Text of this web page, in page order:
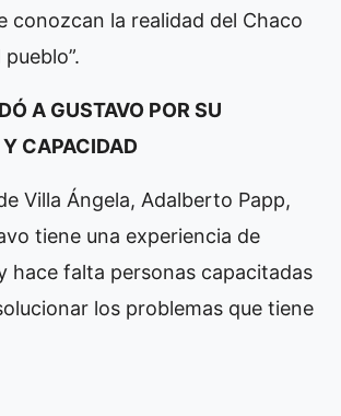
conozcan la realidad del Chaco
A GUSTAVO POR SU
CAPACIDAD
Villa Ángela, Adalberto Papp,
tiene una experiencia de
hace falta personas capacitadas
los problemas que tiene